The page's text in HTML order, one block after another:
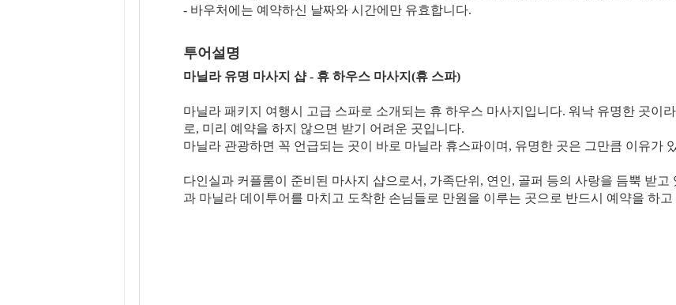
- 바우처에는 예약하신 날짜와 시간에만 유효합니다.
투어설명
마닐라 유명 마사지 샵 - 휴 하우스 마사지(휴 스파)
마닐라 패키지 여행시 고급 스파로 소개되는 휴 하우스 마사지입니다. 워낙 유명한 곳이
로, 미리 예약을 하지 않으면 받기 어려운 곳입니다.
마닐라 관광하면 꼭 언급되는 곳이 바로 마닐라 휴스파이며, 유명한 곳은 그만큼 이유가
다인실과 커플룸이 준비된 마사지 샵으로서, 가족단위, 연인, 골퍼 등의 사랑을 듬뿍 받
과 마닐라 데이투어를 마치고 도착한 손님들로 만원을 이루는 곳으로 반드시 예약을 하